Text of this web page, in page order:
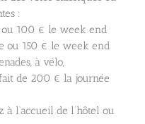
:
ou 100 € le week end
ou 150 € le week end
à vélo,
de 200 € la journée
à l’accueil de l’hôtel ou